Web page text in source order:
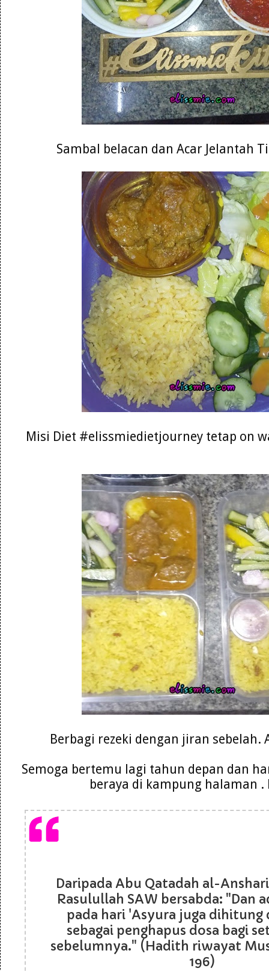
Sambal belacan dan Acar Jelantah
Misi Diet #elissmiedietjourney tetap on
Berbagi rezeki dengan jiran
Semoga bertemu lagi tahun depan dan
beraya di kampung halaman
Daripada Abu Qatadah al-
Rasulullah SAW bersabda: "Dan
pada hari 'Asyura juga dihitung
sebagai penghapus dosa bagi
sebelumnya." (Hadith riwayat
196)